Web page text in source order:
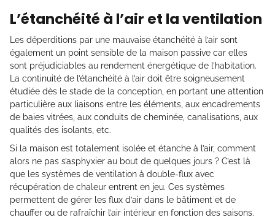
L’étanchéité à l’air et la ventilation
Les déperditions par une mauvaise étanchéité à l’air sont
également un point sensible de la maison passive car elles
sont préjudiciables au rendement énergétique de l’habitation.
La continuité de l’étanchéité à l’air doit être soigneusement
étudiée dès le stade de la conception, en portant une attention
particulière aux liaisons entre les éléments, aux encadrements
de baies vitrées, aux conduits de cheminée, canalisations, aux
qualités des isolants, etc.
Si la maison est totalement isolée et étanche à l’air, comment
alors ne pas s’asphyxier au bout de quelques jours ? C’est là
que les systèmes de ventilation à double-flux avec
récupération de chaleur entrent en jeu. Ces systèmes
permettent de gérer les flux d’air dans le bâtiment et de
chauffer ou de rafraîchir l’air intérieur en fonction des saisons.